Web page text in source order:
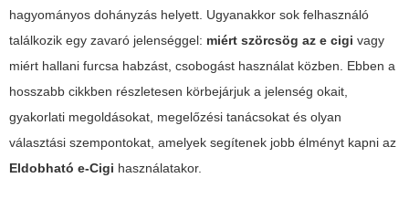
hagyományos dohányzás helyett. Ugyanakkor sok felhasználó
találkozik egy zavaró jelenséggel: miért szörcsög az e cigi vagy
miért hallani furcsa habzást, csobogást használat közben. Ebben a
hosszabb cikkben részletesen körbejárjuk a jelenség okait,
gyakorlati megoldásokat, megelőzési tanácsokat és olyan
választási szempontokat, amelyek segítenek jobb élményt kapni az
Eldobható e-Cigi használatakor.